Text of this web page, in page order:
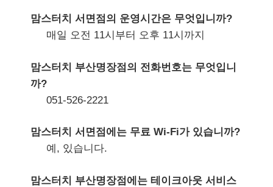
맘스터치 서면점의 운영시간은 무엇입니까?
매일 오전 11시부터 오후 11시까지
맘스터치 부산명장점의 전화번호는 무엇입니
까?
051-526-2221
맘스터치 서면점에는 무료 Wi-Fi가 있습니까?
예, 있습니다.
맘스터치 부산명장점에는 테이크아웃 서비스